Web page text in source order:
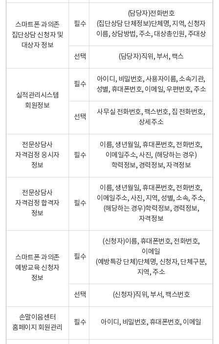
스마트폰 과의존
집단상담 신청자 및
대상자 정보
필수
(담당자)전화번호
(집단상담 단체정보)단체명, 지역, 신청자
이름, 상담방법, 주소, 대상총인원, 주대상
선택 (담당자)직위, 부서, 팩스
실적관리시스템
회원정보
필수
아이디, 비밀번호, 사용자이름, 소속기관,
성별, 휴대폰번호, 이메일, 우편번호, 주소
선택
사무실 전화번호, 팩스번호, 집 전화번호,
상세주소
전문상담사
자격검정 응시자
정보
필수
이름, 생년월일, 휴대폰번호, 전화번호,
이메일주소, 사진, (해당하는 경우)
학력정보, 경력정보, 자격정보
전문상담사
자격검정 합격자
정보
필수
이름, 생년월일, 휴대폰번호, 전화번호,
이메일주소, 사진, 지역, 성별, 소속, 주소,
(해당하는 경우)학력정보, 경력정보,
자격정보
스마트폰 과의존
예방교육 신청자
정보
필수
(신청자)이름, 휴대폰번호, 전화번호,
이메일
(예방특강 단체)단체명, 신청자, 단체구분,
지역, 주소
선택 (신청자)직위, 부서, 팩스번호
손말이음센터
홈페이지 회원관리
필수 아이디, 비밀번호, 휴대폰번호, 이메일